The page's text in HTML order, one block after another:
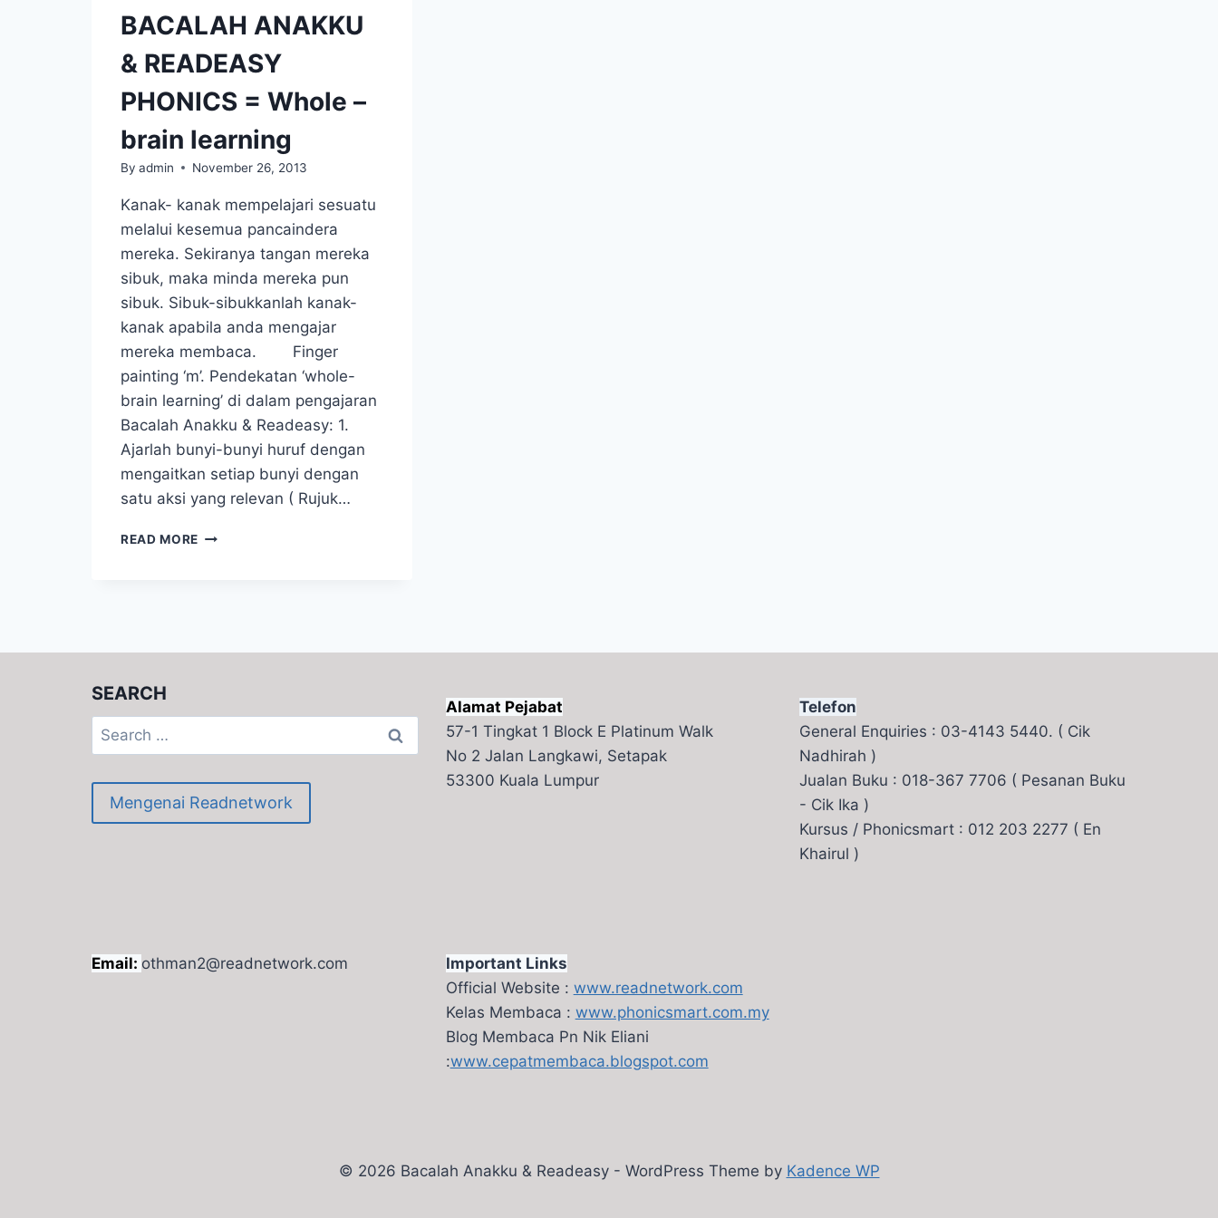
BACALAH ANAKKU
& READEASY
PHONICS = Whole –
brain learning
By admin November 26, 2013
Kanak- kanak mempelajari sesuatu
melalui kesemua pancaindera
mereka. Sekiranya tangan mereka
sibuk, maka minda mereka pun
sibuk. Sibuk-sibukkanlah kanak-
kanak apabila anda mengajar
mereka membaca. Finger
painting ‘m’. Pendekatan ‘whole-
brain learning’ di dalam pengajaran
Bacalah Anakku & Readeasy: 1.
Ajarlah bunyi-bunyi huruf dengan
mengaitkan setiap bunyi dengan
satu aksi yang relevan ( Rujuk…
READ MORE BACALAH
SEARCH
Search
for:
Mengenai Readnetwork
Alamat Pejabat
57-1 Tingkat 1 Block E Platinum Walk
No 2 Jalan Langkawi, Setapak
53300 Kuala Lumpur
Telefon
General Enquiries : 03-4143 5440. ( Cik
Nadhirah )
Jualan Buku : 018-367 7706 ( Pesanan Buku
- Cik Ika )
Kursus / Phonicsmart : 012 203 2277 ( En
Khairul )
Email: othman2@readnetwork.com
Important Links
Official Website : www.readnetwork.com
Kelas Membaca : www.phonicsmart.com.my
Blog Membaca Pn Nik Eliani
:www.cepatmembaca.blogspot.com
© 2026 Bacalah Anakku & Readeasy - WordPress Theme by Kadence WP